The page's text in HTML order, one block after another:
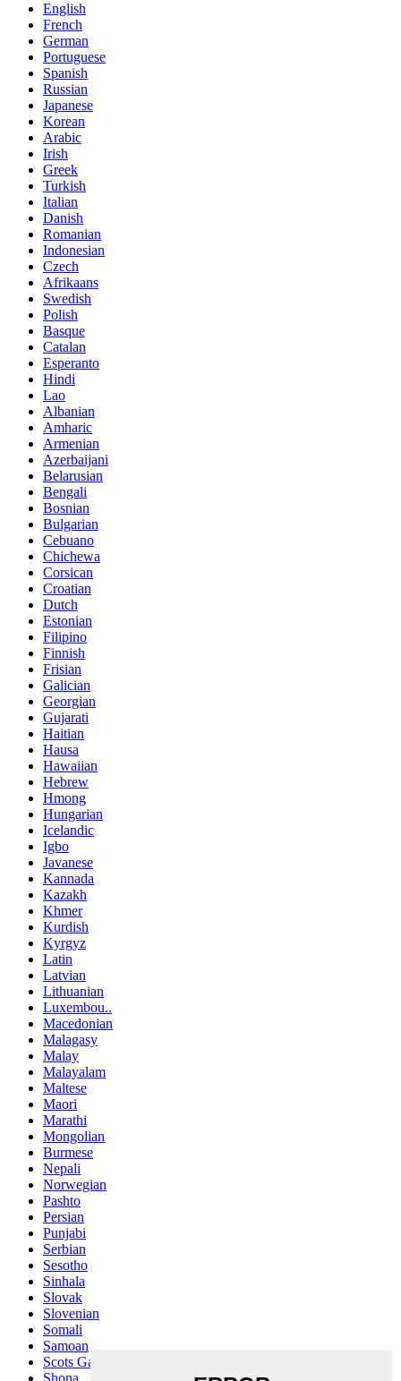
English
French
German
Portuguese
Spanish
Russian
Japanese
Korean
Arabic
Irish
Greek
Turkish
Italian
Danish
Romanian
Indonesian
Czech
Afrikaans
Swedish
Polish
Basque
Catalan
Esperanto
Hindi
Lao
Albanian
Amharic
Armenian
Azerbaijani
Belarusian
Bengali
Bosnian
Bulgarian
Cebuano
Chichewa
Corsican
Croatian
Dutch
Estonian
Filipino
Finnish
Frisian
Galician
Georgian
Gujarati
Haitian
Hausa
Hawaiian
Hebrew
Hmong
Hungarian
Icelandic
Igbo
Javanese
Kannada
Kazakh
Khmer
Kurdish
Kyrgyz
Latin
Latvian
Lithuanian
Luxembou..
Macedonian
Malagasy
Malay
Malayalam
Maltese
Maori
Marathi
Mongolian
Burmese
Nepali
Norwegian
Pashto
Persian
Punjabi
Serbian
Sesotho
Sinhala
Slovak
Slovenian
Somali
Samoan
Scots Gaelic